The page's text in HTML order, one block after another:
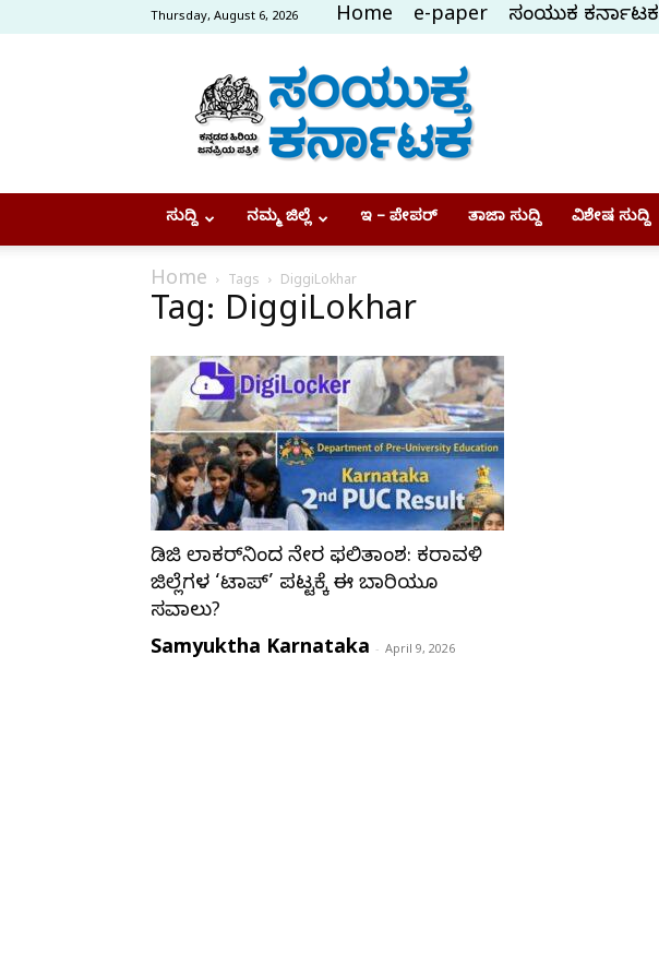
Thursday, August 6, 2026 Home e-paper ಸಂಯುಕ್ತ ಕರ್ನಾಟಕ
Samyukta
Karnataka
ಸುದ್ದಿ ನಮ್ಮ ಜಿಲ್ಲೆ ಇ – ಪೇಪರ್ ತಾಜಾ ಸುದ್ದಿ ವಿಶೇಷ ಸುದ್ದಿ
Home Tags DiggiLokhar
Tag: DiggiLokhar
ಡಿಜಿ ಲಾಕರ್‌ನಿಂದ ನೇರ ಫಲಿತಾಂಶ: ಕರಾವಳಿ
ಜಿಲ್ಲೆಗಳ ‘ಟಾಪ್’ ಪಟ್ಟಕ್ಕೆ ಈ ಬಾರಿಯೂ
ಸವಾಲು?
Samyuktha Karnataka - April 9, 2026